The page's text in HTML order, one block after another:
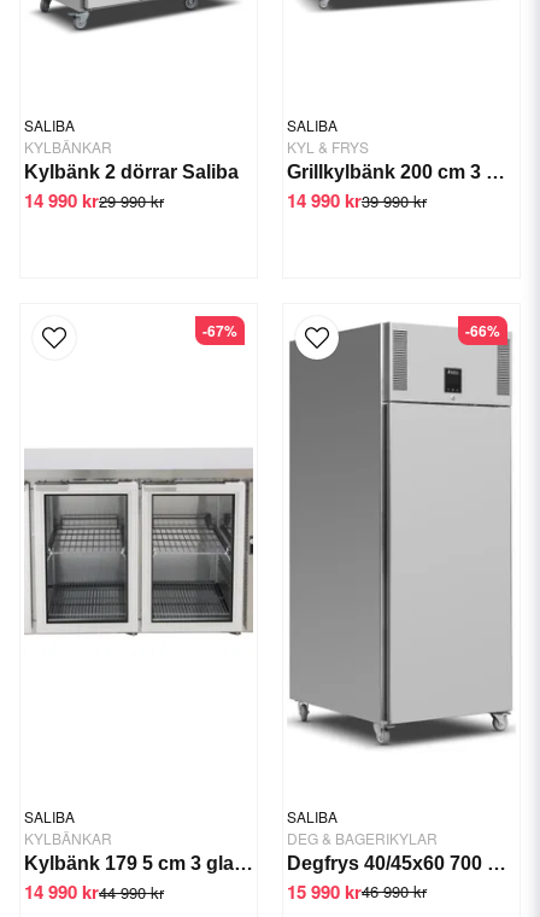
SALIBA
KYLBÄNKAR
Kylbänk 2 dörrar Saliba
29 990 kr
14 990 kr
SALIBA
KYL & FRYS
Grillkylbänk 200 cm 3 draglådor -2/+6
39 990 kr
14 990 kr
SALIBA
KYLBÄNKAR
Kylbänk 179 5 cm 3 glasdörrar
44 990 kr
14 990 kr
-67%
SALIBA
DEG & BAGERIKYLAR
Degfrys 40/45x60 700 Ltr 815W
46 990 kr
15 990 kr
-66%